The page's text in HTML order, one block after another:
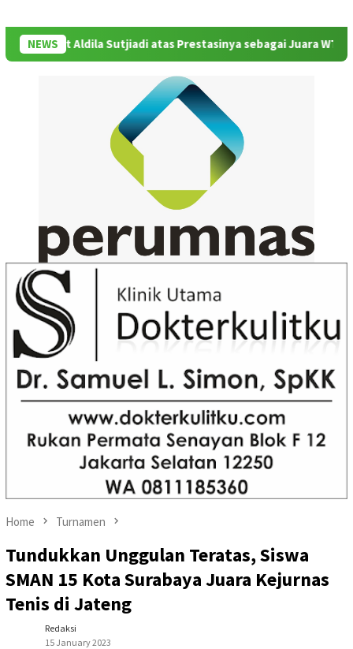
NEWS
Aldila Sutjiadi atas Prestasinya sebagai Juara WTA 500
Home Turnamen
Tundukkan Unggulan Teratas, Siswa
SMAN 15 Kota Surabaya Juara Kejurnas
Tenis di Jateng
Redaksi
15 January 2023